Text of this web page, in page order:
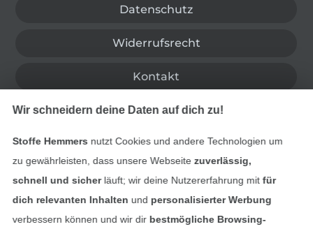
Datenschutz
Widerrufsrecht
Kontakt
Bestellung widerrufen
Finde mehr Inspiration
Wir schneidern deine Daten auf dich zu!
Stoffe Hemmers nutzt Cookies und andere Technologien um
zu gewährleisten, dass unsere Webseite zuverlässig,
schnell und sicherläuft; wir deine Nutzererfahrung mitfür
dich relevanten Inhalten und personalisierter Werbung
verbessern können und wir dir bestmögliche Browsing-